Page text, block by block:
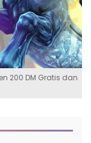
200 DM Gratis dan